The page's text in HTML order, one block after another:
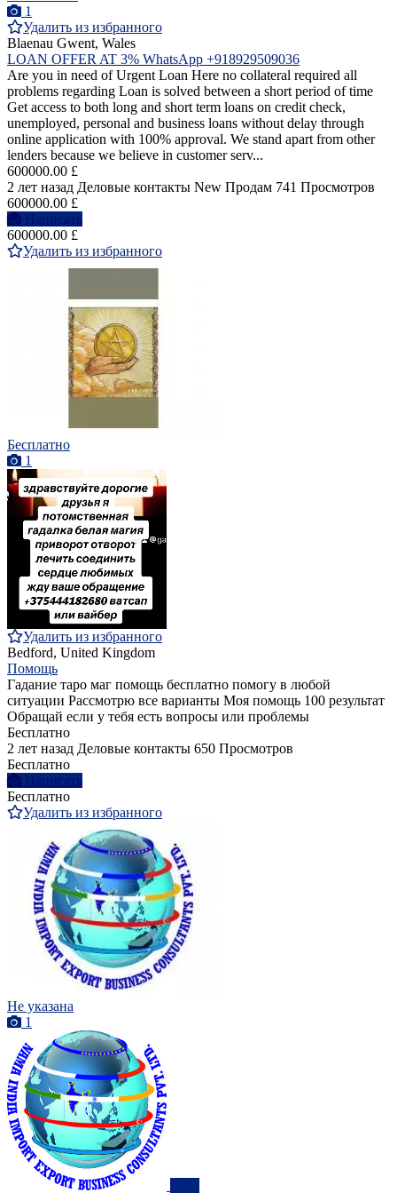
1
Удалить из избранного
Blaenau Gwent, Wales
LOAN OFFER AT 3% WhatsApp +918929509036
Are you in need of Urgent Loan Here no collateral required all
problems regarding Loan is solved between a short period of time
Get access to both long and short term loans on credit check,
unemployed, personal and business loans without delay through
online application with 100% approval. We stand apart from other
lenders because we believe in customer serv...
600000.00 £
2 лет назад Деловые контакты New Продам 741 Просмотров
600000.00 £
Написать
600000.00 £
Удалить из избранного
Бесплатно
1
Удалить из избранного
Bedford, United Kingdom
Помощь
Гадание таро маг помощь бесплатно помогу в любой
ситуации Рассмотрю все варианты Моя помощь 100 результат
Обращай если у тебя есть вопросы или проблемы
Бесплатно
2 лет назад Деловые контакты 650 Просмотров
Бесплатно
Написать
Бесплатно
Удалить из избранного
Не указана
1